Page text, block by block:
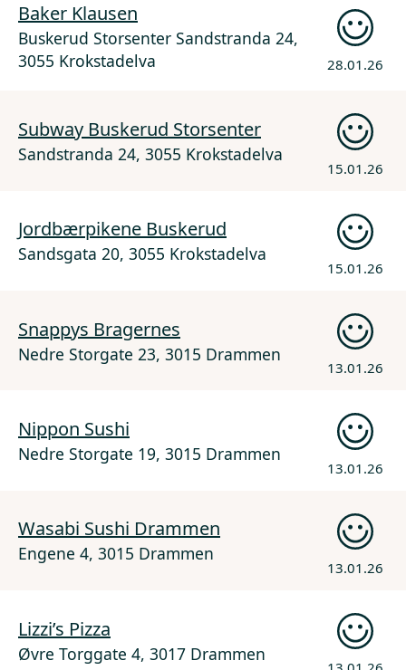
Baker Klausen
Buskerud Storsenter Sandstranda 24,
3055 Krokstadelva
28.01.26
Subway Buskerud Storsenter
Sandstranda 24, 3055 Krokstadelva
15.01.26
Jordbærpikene Buskerud
Sandsgata 20, 3055 Krokstadelva
15.01.26
Snappys Bragernes
Nedre Storgate 23, 3015 Drammen
13.01.26
Nippon Sushi
Nedre Storgate 19, 3015 Drammen
13.01.26
Wasabi Sushi Drammen
Engene 4, 3015 Drammen
13.01.26
Lizzi’s Pizza
Øvre Torggate 4, 3017 Drammen